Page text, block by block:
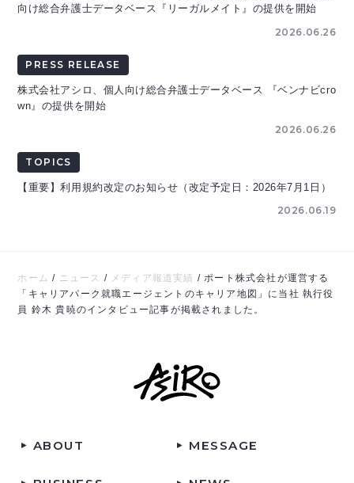
向け総合弁護士データベース『リーガルメイト』の提供を開始
2026.06.26
PRESS RELEASE
株式会社アシロ、個人向け総合弁護士データベース 『ベンナビcro
wn』の提供を開始
2026.06.26
TOPICS
【重要】利用規約改定のお知らせ（改定予定日：2026年7月1日）
2026.06.19
ホーム / ニュース / メディア報道実績 / ポート株式会社が運営する
「キャリアパーク就職エージェントのキャリア地図」に当社 執行役
員 鈴木 貴暁のインタビュー記事が掲載されました。
ABOUT MESSAGE